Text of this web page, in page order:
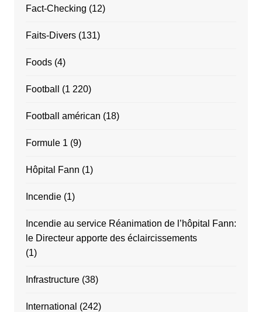
Fact-Checking (12)
Faits-Divers(131)
Foods(4)
Football (1 220)
Football américan (18)
Formule 1 (9)
Hôpital Fann (1)
Incendie(1)
Incendie au service Réanimation de l’hôpital Fann:
le Directeur apporte des éclaircissements
(1)
Infrastructure(38)
International (242)